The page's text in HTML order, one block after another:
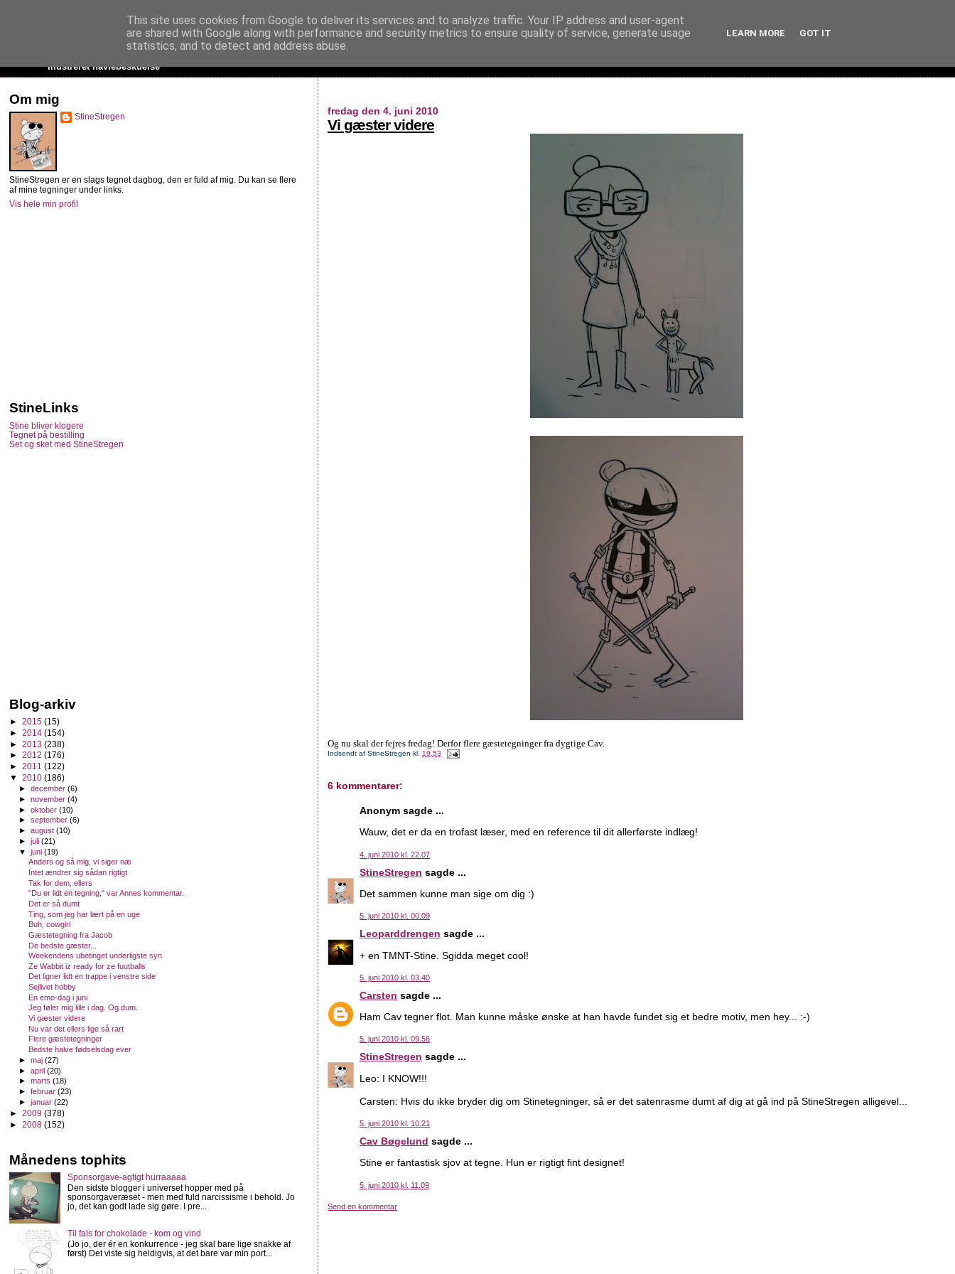
StineStregen
Illustreret navlebeskuelse
fredag den 4. juni 2010
Vi gæster videre
Og nu skal der fejres fredag! Derfor flere gæstetegninger fra dygtige Cav.
Indsendt afStineStregen kl.19.53
6 kommentarer:
Anonym sagde ...
Wauw, det er da en trofast læser, med en reference til dit allerførste indlæg!
4. juni 2010 kl. 22.07
StineStregen sagde ...
Det sammen kunne man sige om dig :)
5. juni 2010 kl. 00.09
Leoparddrengen sagde ...
+ en TMNT-Stine. Sgidda meget cool!
5. juni 2010 kl. 03.40
Carsten sagde ...
Ham Cav tegner flot. Man kunne måske ønske at han havde fundet sig et bedre motiv, men hey... :-)
5. juni 2010 kl. 09.56
StineStregen sagde ...
Leo: I KNOW!!!
Carsten: Hvis du ikke bryder dig om Stinetegninger, så er det satenrasme dumt af dig at gå ind på StineStregen alligevel...
5. juni 2010 kl. 10.21
Cav Bøgelund sagde ...
Stine er fantastisk sjov at tegne. Hun er rigtigt fint designet!
5. juni 2010 kl. 11.09
Send en kommentar
Om mig
StineStregen
StineStregen er en slags tegnet dagbog, den er fuld af mig. Du kan se flere
af mine tegninger under links.
Vis hele min profil
StineLinks
Stine bliver klogere
Tegnet på bestilling
Set og sket med StineStregen
Blog-arkiv
► 2015 (15)
► 2014 (154)
► 2013 (238)
► 2012 (176)
► 2011 (122)
▼ 2010 (186)
►december(6)
►november(4)
►oktober(10)
►september(6)
►august(10)
►juli(21)
▼juni(19)
Anders og så mig, vi siger næ
Intet ændrer sig sådan rigtigt
Tak for dem, ellers
"Du er lidt en tegning," var Annes kommentar.
Det er så dumt
Ting, som jeg har lært på en uge
Buh, cowgirl
Gæstetegning fra Jacob
De bedste gæster...
Weekendens ubetinget underligste syn
Ze Wabbit iz ready for ze fuutballs
Det ligner lidt en trappe i venstre side
Sejlivet hobby
En emo-dag i juni
Jeg føler mig lille i dag. Og dum.
Vi gæster videre
Nu var det ellers lige så rart
Flere gæstetegninger
Bedste halve fødselsdag ever
►maj(27)
►april(20)
►marts(18)
►februar(23)
►januar(22)
► 2009 (378)
► 2008 (152)
Månedens tophits
Sponsorgave-agtigt hurraaaaa
Den sidste blogger i universet hopper med på
sponsorgaveræset - men med fuld narcissisme i behold. Jo
jo, det kan godt lade sig gøre. I pre...
Til fals for chokolade - kom og vind
(Jo jo, der ér en konkurrence - jeg skal bare lige snakke af
først) Det viste sig heldigvis, at det bare var min port...
This site uses cookies from Google to deliver its services and to analyze traffic. Your IP address and user-agent
are shared with Google along with performance and security metrics to ensure quality of service, generate usage
statistics, and to detect and address abuse.
LEARN MORE GOT IT